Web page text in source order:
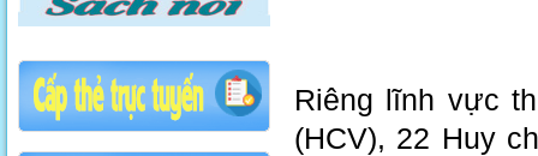
Riêng lĩnh vực
(HCV), 22 Huy